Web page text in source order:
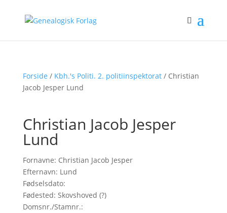
Forside / Kbh.'s Politi. 2. politiinspektorat/ Christian
Jacob Jesper Lund
Christian Jacob Jesper
Lund
Fornavne: Christian Jacob Jesper
Efternavn: Lund
Fødselsdato:
Fødested: Skovshoved (?)
Domsnr./Stamnr.: